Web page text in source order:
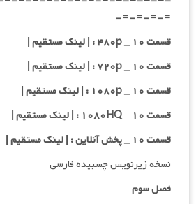
=-=-=-=-
قسمت ۱۰ _ ۴۸۰p : | لینک مستقیم |
قسمت ۱۰ _ ۷۲۰p : | لینک مستقیم |
قسمت ۱۰ _ ۱۰۸۰p : | لینک مستقیم |
قسمت ۱۰ _ ۱۰۸۰HQ : | لینک مستقیم |
قسمت ۱۰ _ پخش آنلاین : | لینک مستقیم |
نسخه زیرنویس چسبیده فارسی
فصل سوم